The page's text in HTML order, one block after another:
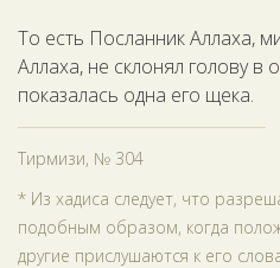
То есть Посланник Аллаха,
Аллаха, не склонял голову в
показалась одна его щека.
Тирмизи, № 304
* Из хадиса следует, что
подобным образом, когда
другие прислушаются к его